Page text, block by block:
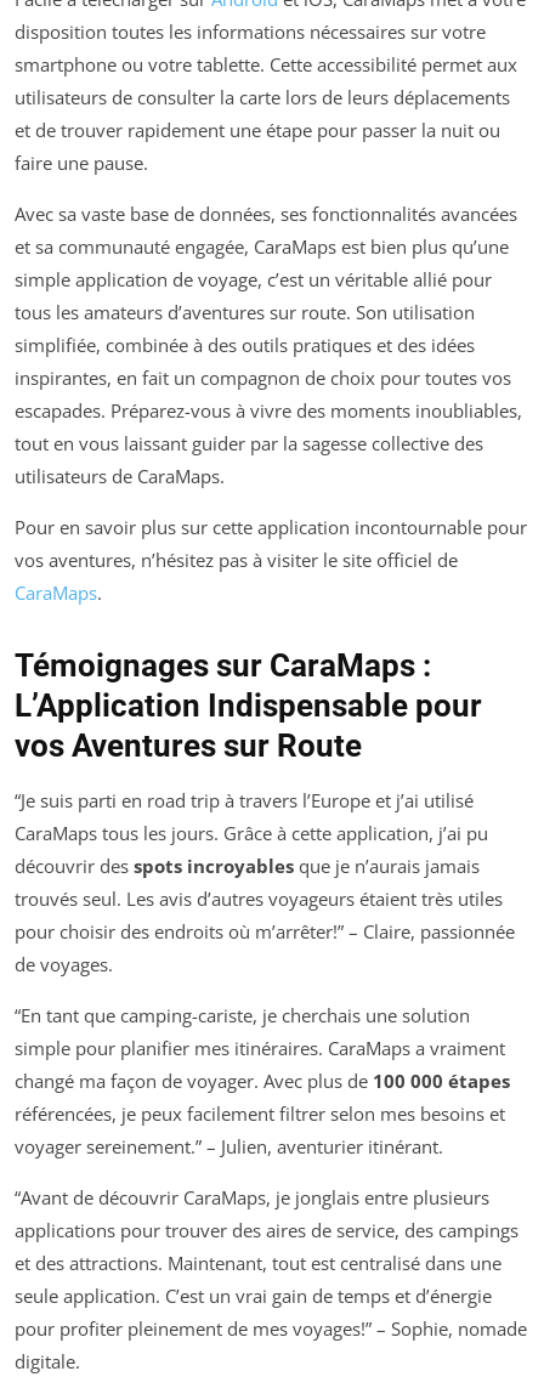
disposition toutes les informations nécessaires sur votre
smartphone ou votre tablette. Cette accessibilité permet aux
utilisateurs de consulter la carte lors de leurs déplacements
et de trouver rapidement une étape pour passer la nuit ou
faire une pause.
Avec sa vaste base de données, ses fonctionnalités avancées
et sa communauté engagée, CaraMaps est bien plus qu’une
simple application de voyage, c’est un véritable allié pour
tous les amateurs d’aventures sur route. Son utilisation
simplifiée, combinée à des outils pratiques et des idées
inspirantes, en fait un compagnon de choix pour toutes vos
escapades. Préparez-vous à vivre des moments inoubliables,
tout en vous laissant guider par la sagesse collective des
utilisateurs de CaraMaps.
Pour en savoir plus sur cette application incontournable pour
vos aventures, n’hésitez pas à visiter le site officiel de
CaraMaps.
Témoignages sur CaraMaps :
L’Application Indispensable pour
vos Aventures sur Route
“Je suis parti en road trip à travers l’Europe et j’ai utilisé
CaraMaps tous les jours. Grâce à cette application, j’ai pu
découvrir des spots incroyables que je n’aurais jamais
trouvés seul. Les avis d’autres voyageurs étaient très utiles
pour choisir des endroits où m’arrêter!” – Claire, passionnée
de voyages.
“En tant que camping-cariste, je cherchais une solution
simple pour planifier mes itinéraires. CaraMaps a vraiment
changé ma façon de voyager. Avec plus de 100 000 étapes
référencées, je peux facilement filtrer selon mes besoins et
voyager sereinement.” – Julien, aventurier itinérant.
“Avant de découvrir CaraMaps, je jonglais entre plusieurs
applications pour trouver des aires de service, des campings
et des attractions. Maintenant, tout est centralisé dans une
seule application. C’est un vrai gain de temps et d’énergie
pour profiter pleinement de mes voyages!” – Sophie, nomade
digitale.